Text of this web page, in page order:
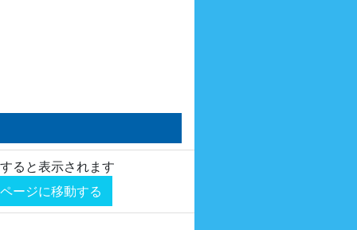
ると表示されます
ージに移動する